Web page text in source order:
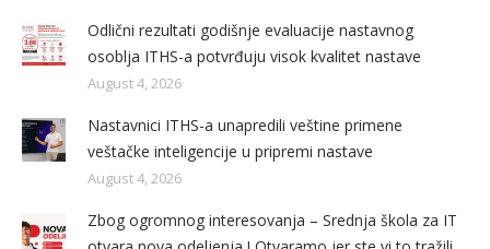
Odlični rezultati godišnje evaluacije nastavnog
osoblja ITHS-a potvrđuju visok kvalitet nastave
August 4, 2026
Nastavnici ITHS-a unapredili veštine primene
veštačke inteligencije u pripremi nastave
August 4, 2026
Zbog ogromnog interesovanja – Srednja škola za IT